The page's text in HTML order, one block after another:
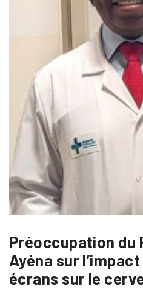
Préoccupation du
Ayéna sur
écrans sur le